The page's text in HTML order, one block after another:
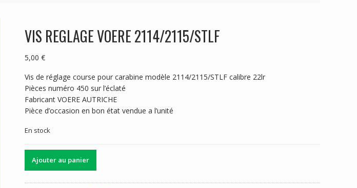
VIS REGLAGE VOERE 2114/2115/STLF
5,00 €
Vis de réglage course pour carabine modèle 2114/2115/STLF calibre 22lr
Pièces numéro 450 sur l’éclaté
Fabricant VOERE AUTRICHE
Pièce d’occasion en bon état vendue a l’unité
En stock
de
Ajouter au panier